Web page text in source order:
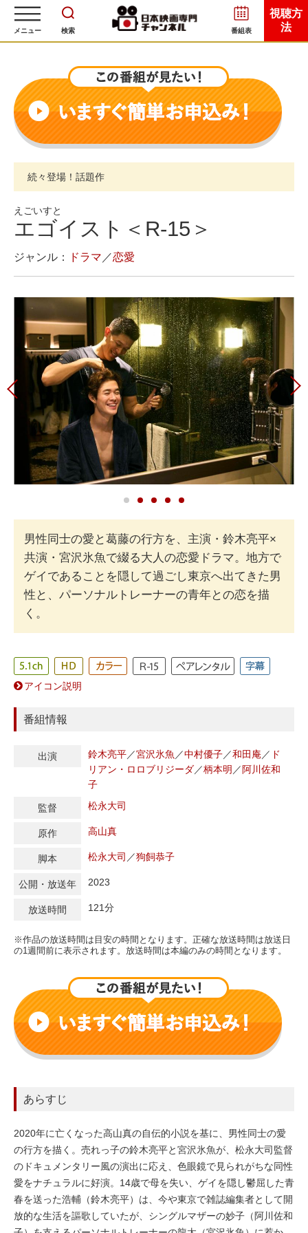
メニュー 検索 番組表
視聴方
法
続々登場！話題作
えごいすと
エゴイスト＜R-15＞
ジャンル： ドラマ ／恋愛
男性同士の愛と葛藤の行方を、主演・鈴木亮平×
共演・宮沢氷魚で綴る大人の恋愛ドラマ。地方で
ゲイであることを隠して過ごし東京へ出てきた男
性と、パーソナルトレーナーの青年との恋を描
く。
アイコン説明
番組情報
出演 鈴木亮平／宮沢氷魚 ／中村優子／和田庵 ／ ド
リアン・ロロブリジーダ／柄本明 ／ 阿川佐和
子
監督 松永大司
原作 高山真
脚本 松永大司 ／狗飼恭子
公開・放送年 2023
放送時間 121分
※作品の放送時間は目安の時間となります。正確な放送時間は放送日
の1週間前に表示されます。放送時間は本編のみの時間となります。
あらすじ
2020年に亡くなった高山真の自伝的小説を基に、男性同士の愛
の行方を描く。売れっ子の鈴木亮平と宮沢氷魚が、松永大司監督
のドキュメンタリー風の演出に応え、色眼鏡で見られがちな同性
愛をナチュラルに好演。14歳で母を失い、ゲイを隠し鬱屈した青
春を送った浩輔（鈴木亮平）は、今や東京で雑誌編集者として開
放的な生活を謳歌していたが、シングルマザーの妙子（阿川佐和